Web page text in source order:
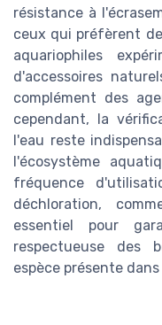
résistance à
ceux qui préfèrent
aquariophiles
d'accessoires
complément des
cependant, la
l'eau reste
l'écosystème
fréquence
déchloration,
essentiel pour
respectueuse des
espèce présente